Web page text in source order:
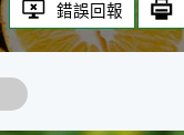
錯誤回報